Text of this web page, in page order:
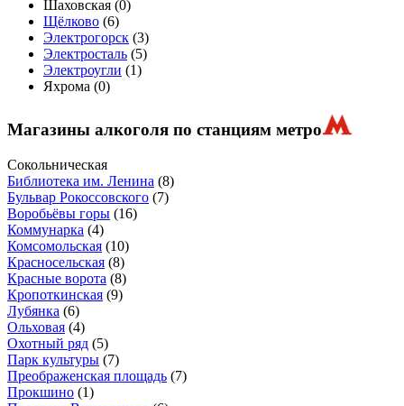
Шаховская (0)
Щёлково (6)
Электрогорск (3)
Электросталь (5)
Электроугли (1)
Яхрома (0)
Магазины алкоголя по станциям метро
Сокольническая
Библиотека им. Ленина (8)
Бульвар Рокоссовского (7)
Воробьёвы горы (16)
Коммунарка (4)
Комсомольская (10)
Красносельская (8)
Красные ворота (8)
Кропоткинская (9)
Лубянка (6)
Ольховая (4)
Охотный ряд (5)
Парк культуры (7)
Преображенская площадь (7)
Прокшино (1)